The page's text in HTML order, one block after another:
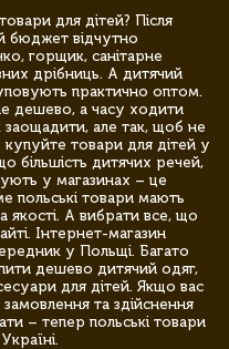
для дітей? Після
бюджет відчутно
горщик, санітарне
дрібниць. А дитячий
практично оптом.
дешево, а часу ходити
заощадити, але так, щоб не
товари для дітей у
більшість дитячих речей,
у магазинах – це
польські товари мають
якості. А вибрати все, що
Інтернет-магазин
у Польщі. Багато
дешево дитячий одяг,
для дітей. Якщо вас
та здійснення
– тепер польські товари